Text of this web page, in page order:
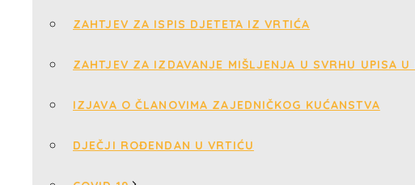
ZAHTJEV ZA ISPIS DJETETA IZ VRTIĆA
ZAHTJEV ZA IZDAVANJE MIŠLJENJA U SVRHU UPISA
IZJAVA O ČLANOVIMA ZAJEDNIČKOG KUĆANSTVA
DJEČJI ROĐENDAN U VRTIĆU